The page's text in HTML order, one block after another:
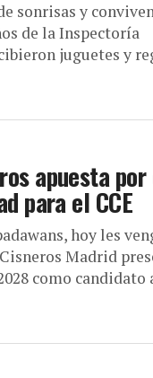
sonrisas y
de la Inspectoría
juguetes y
apuesta
para el CCE
hoy les
Madrid
como candidato